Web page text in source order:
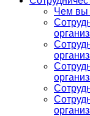
Чем вы